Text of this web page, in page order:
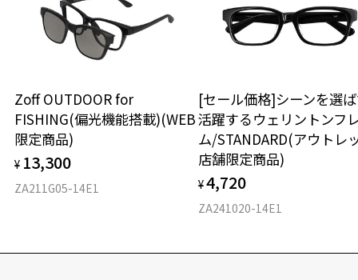
Zoff OUTDOOR for
FISHING(偏光機能搭載)(WEB
限定商品)
¥ 13,300
ZA211G05-14E1
[セール価格]シーンを選
活躍するウェリントンフ
ム/STANDARD(アウトレ
店舗限定商品)
¥4,720
ZA241020-14E1